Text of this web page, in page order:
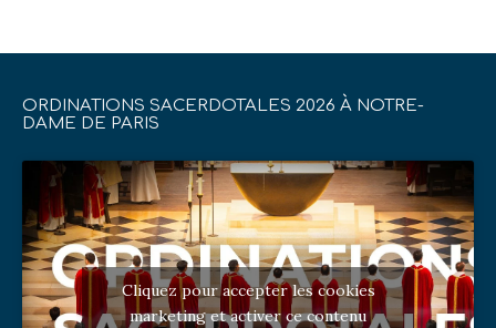
ORDINATIONS SACERDOTALES 2026 À NOTRE-
DAME DE PARIS
Cliquez pour accepter les cookies
marketing et activer ce contenu